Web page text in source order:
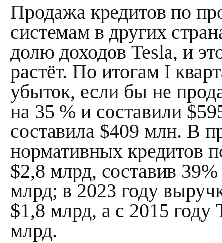
Продажа кредитов по
системам в других
долю доходов Tesla, и
растёт. По итогам I
убыток, если бы не
на 35 % и составили
составила $409 млн. В
нормативных кредитов
$2,8 млрд, составив
млрд; в 2023 году
$1,8 млрд, а с 2015 году
млрд.